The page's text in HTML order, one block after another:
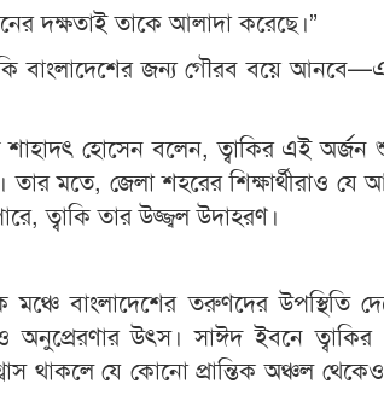
দক্ষতাই তাকে আলাদা করেছে।”
বাংলাদেশের জন্য গৌরব বয়ে আনবে—এ
হোসেন বলেন, ত্বাকির এই
মতে, জেলা শহরের শিক্ষার্থীরাও যে
ত্বাকি তার উজ্জ্বল উদাহরণ।
মঞ্চে বাংলাদেশের তরুণদের উপস্থিতি
উৎস। সাঈদ ইবনে ত্বাকির
থাকলে যে কোনো প্রান্তিক অঞ্চল থেকেও